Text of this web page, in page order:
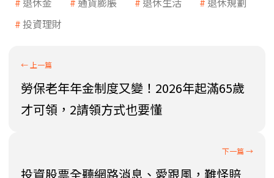
投資理財
勞保老年年金制度又變！2026年起滿65歲
才可領，2請領方式也要懂
投資股票全聽網路消息、愛跟風，難怪賠